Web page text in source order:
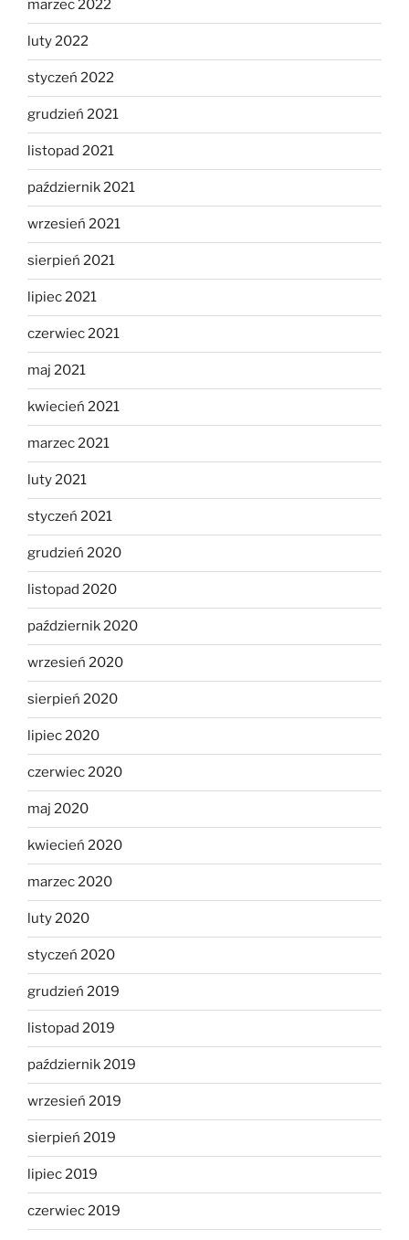
marzec 2022
luty 2022
styczeń 2022
grudzień 2021
listopad 2021
październik 2021
wrzesień 2021
sierpień 2021
lipiec 2021
czerwiec 2021
maj 2021
kwiecień 2021
marzec 2021
luty 2021
styczeń 2021
grudzień 2020
listopad 2020
październik 2020
wrzesień 2020
sierpień 2020
lipiec 2020
czerwiec 2020
maj 2020
kwiecień 2020
marzec 2020
luty 2020
styczeń 2020
grudzień 2019
listopad 2019
październik 2019
wrzesień 2019
sierpień 2019
lipiec 2019
czerwiec 2019